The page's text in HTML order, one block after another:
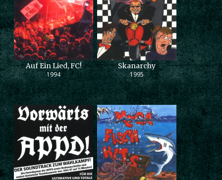
Auf Ein Lied, FC!
1994
Skanarchy
1995